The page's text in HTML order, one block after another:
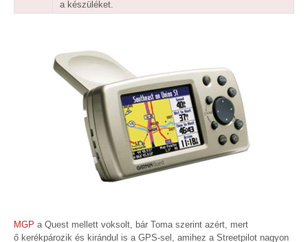
a készüléket.
MGP a Quest mellett voksolt, bár Toma szerint azért, mert
ő kerékpározik és kirándul is a GPS-sel, amihez a Streetpilot nagyon